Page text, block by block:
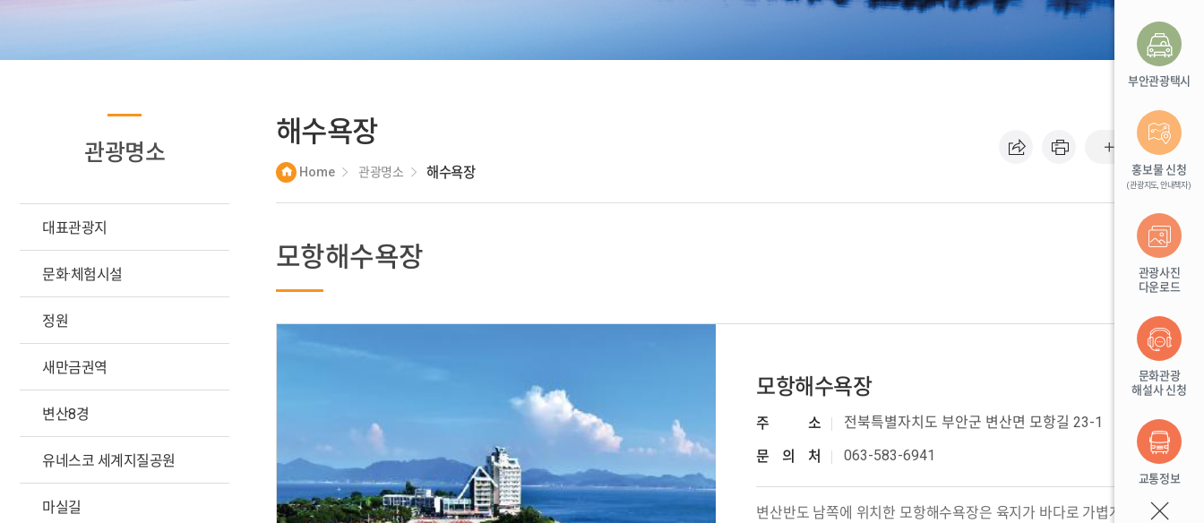
부안관광택시
홍보물 신청
(관광지도, 안내책자)
관광사진
다운로드
문화관광
해설사 신청
교통정보
관광명소
대표관광지
문화·체험시설
정원
새만금권역
변산8경
유네스코 세계지질공원
마실길
해수욕장
Home 관광명소 해수욕장
기본
모항해수욕장
모항해수욕장
주 소
전북특별자치도 부안군 변산면 모항길 23-1
문 의 처
063-583-6941
변산반도 남쪽에 위치한 모항해수욕장은 육지가 바다로 가볍게